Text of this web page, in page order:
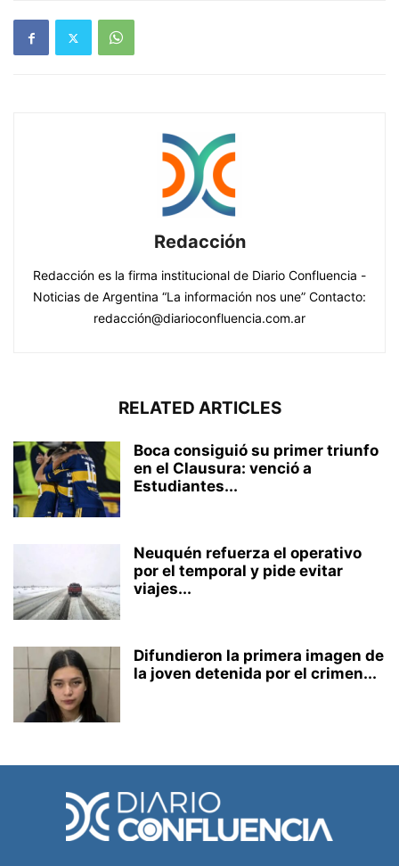
Redacción
Redacción es la firma institucional de Diario Confluencia -
Noticias de Argentina “La información nos une” Contacto:
redacción@diarioconfluencia.com.ar
RELATED ARTICLES
Boca consiguió su primer triunfo
en el Clausura: venció a
Estudiantes...
Neuquén refuerza el operativo
por el temporal y pide evitar
viajes...
Difundieron la primera imagen de
la joven detenida por el crimen...